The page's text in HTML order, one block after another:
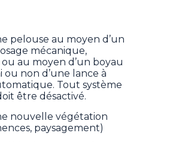
pelouse au moyen d’un
mécanique,
au moyen d’un boyau
ou non d’une lance à
Tout système
être désactivé.
nouvelle végétation
paysagement)